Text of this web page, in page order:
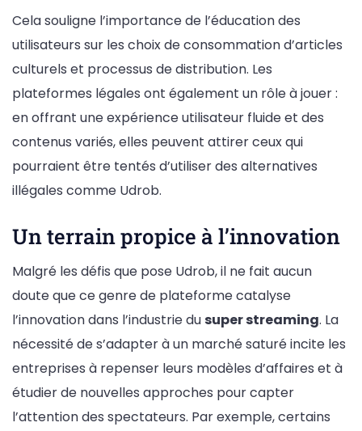
Cela souligne l’importance de l’éducation des
utilisateurs sur les choix de consommation d’articles
culturels et processus de distribution. Les
plateformes légales ont également un rôle à jouer :
en offrant une expérience utilisateur fluide et des
contenus variés, elles peuvent attirer ceux qui
pourraient être tentés d’utiliser des alternatives
illégales comme Udrob.
Un terrain propice à l’innovation
Malgré les défis que pose Udrob, il ne fait aucun
doute que ce genre de plateforme catalyse
l’innovation dans l’industrie du super streaming. La
nécessité de s’adapter à un marché saturé incite les
entreprises à repenser leurs modèles d’affaires et à
étudier de nouvelles approches pour capter
l’attention des spectateurs. Par exemple, certains